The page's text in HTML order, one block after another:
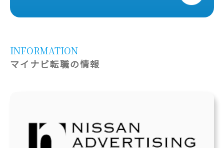
INFORMATION
マイナビ転職の情報